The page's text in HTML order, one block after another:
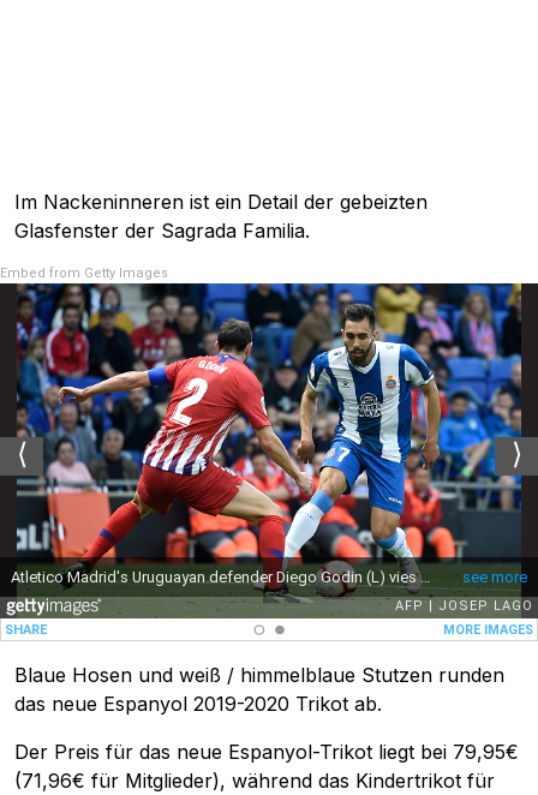
Im Nackeninneren ist ein Detail der gebeizten
Glasfenster der Sagrada Familia.
Embed from Getty Images
Blaue Hosen und weiß / himmelblaue Stutzen runden
das neue Espanyol 2019-2020 Trikot ab.
Der Preis für das neue Espanyol-Trikot liegt bei 79,95€
(71,96€ für Mitglieder), während das Kindertrikot für